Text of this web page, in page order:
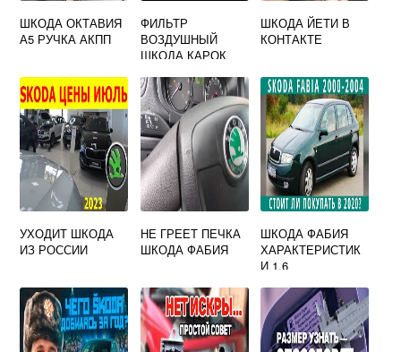
ШКОДА ОКТАВИЯ
А5 РУЧКА АКПП
ФИЛЬТР
ВОЗДУШНЫЙ
ШКОДА КАРОК
ШКОДА ЙЕТИ В
КОНТАКТЕ
УХОДИТ ШКОДА
ИЗ РОССИИ
НЕ ГРЕЕТ ПЕЧКА
ШКОДА ФАБИЯ
ШКОДА ФАБИЯ
ХАРАКТЕРИСТИК
И 1.6